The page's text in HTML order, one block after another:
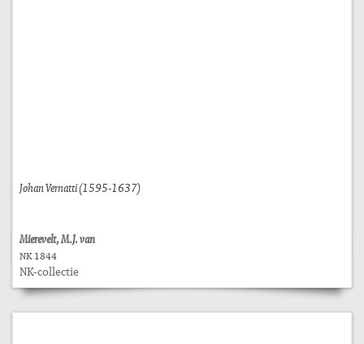
Johan Vernatti (1595-1637)
Mierevelt, M.J. van
NK 1844
NK-collectie